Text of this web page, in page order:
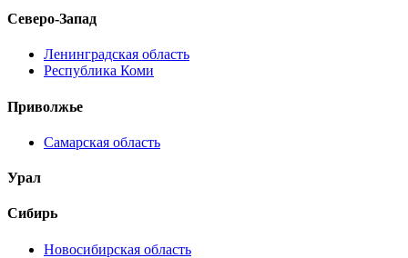
Северо-Запад
Ленинградская область
Республика Коми
Приволжье
Самарская область
Урал
Сибирь
Новосибирская область